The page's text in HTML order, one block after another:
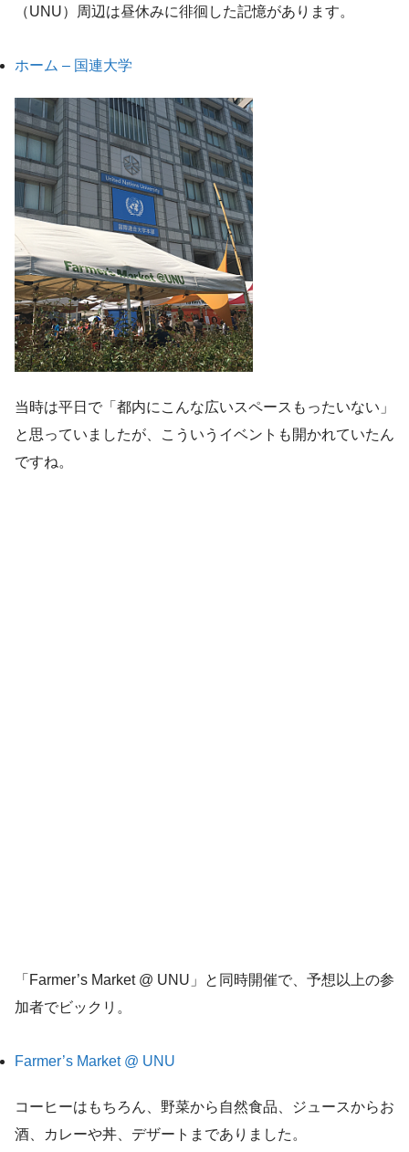
（UNU）周辺は昼休みに徘徊した記憶があります。
ホーム – 国連大学
当時は平日で「都内にこんな広いスペースもったいない」
と思っていましたが、こういうイベントも開かれていたん
ですね。
「Farmer’s Market @ UNU」と同時開催で、予想以上の参
加者でビックリ。
Farmer’s Market @ UNU
コーヒーはもちろん、野菜から自然食品、ジュースからお
酒、カレーや丼、デザートまでありました。